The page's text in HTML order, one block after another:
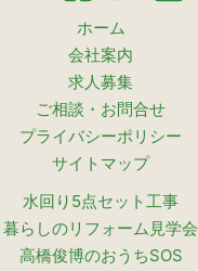
ホーム
会社案内
求人募集
ご相談・お問合せ
プライバシーポリシー
サイトマップ
水回り5点セット工事
暮らしのリフォーム見学会
高橋俊博のおうちSOS